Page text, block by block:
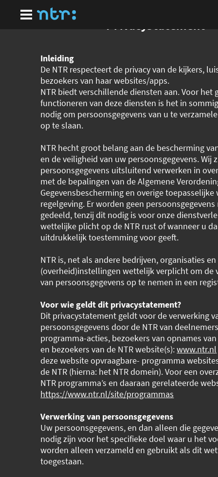
hoofdinhoud
Privacystatement
Inleiding
De NTR respecteert de privacy van de kijkers,
bezoekers van haar websites/apps.
NTR biedt verschillende diensten aan. Voor het
functioneren van deze diensten is het in
nodig om persoonsgegevens van u te
op te slaan.
NTR hecht groot belang aan de bescherming
en de veiligheid van uw persoonsgegevens. Wij
persoonsgegevens uitsluitend verwerken in
met de bepalingen van de Algemene
Gegevensbescherming en overige toepasselijke
regelgeving. Er worden geen
gedeeld, tenzij dit nodig is voor onze
wettelijke plicht op de NTR rust of wanneer u
uitdrukkelijk toestemming voor geeft.
NTR is, net als andere bedrijven, organisaties en
(overheid)instellingen wettelijk verplicht om de
van persoonsgegevens op te nemen in een
Voor wie geldt dit privacystatement?
Dit privacystatement geldt voor de verwerking
persoonsgegevens door de NTR van
programma-acties, bezoekers van opnames van
en bezoekers van de NTR website(s):www.ntr.nl
deze website opvraagbare- programma
de NTR (hierna: het NTR domein). Voor een
NTR programma’s en daaraan gerelateerde
https://www.ntr.nl/site/programmas
Verwerking van persoonsgegevens
Uw persoonsgegevens, en dan alleen die
nodig zijn voor het specifieke doel waar u het
worden alleen verzameld en gebruikt als dit
toegestaan.